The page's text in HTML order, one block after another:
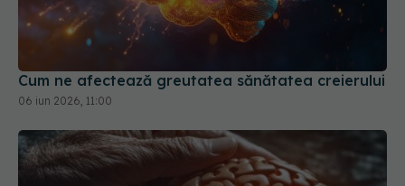
Cum ne afectează greutatea sănătatea creierului
06 iun 2026, 11:00